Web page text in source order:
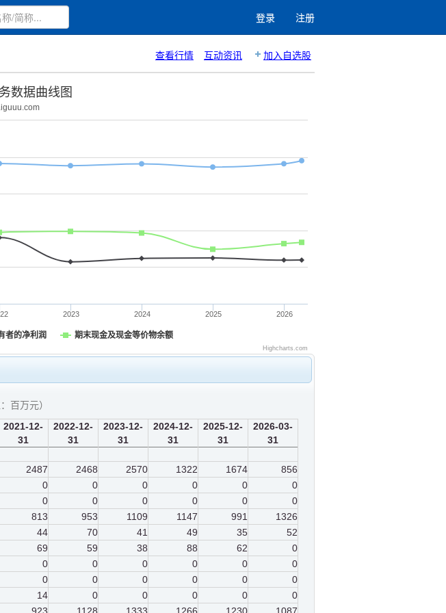
登录 注册
查看行情 互动资讯 加入自选股
数据曲线图
者的净利润 期末现金及现金等价物余额
2023 2024 2025 2026
Highcharts.com
百万元）
2021-12-
31
2022-12-
31
2023-12-
31
2024-12-
31
2025-12-
31
2026-03-
31
2487 2468 2570 1322 1674
856
0 0 0 0 0
0
0 0 0 0 0
0
813 953 1109 1147 991
1326
44 70 41 49 35
52
69 59 38 88 62
0
0 0 0 0 0
0
0 0 0 0 0
0
14 0 0 0 0
0
923 1128 1333 1266 1230 1087